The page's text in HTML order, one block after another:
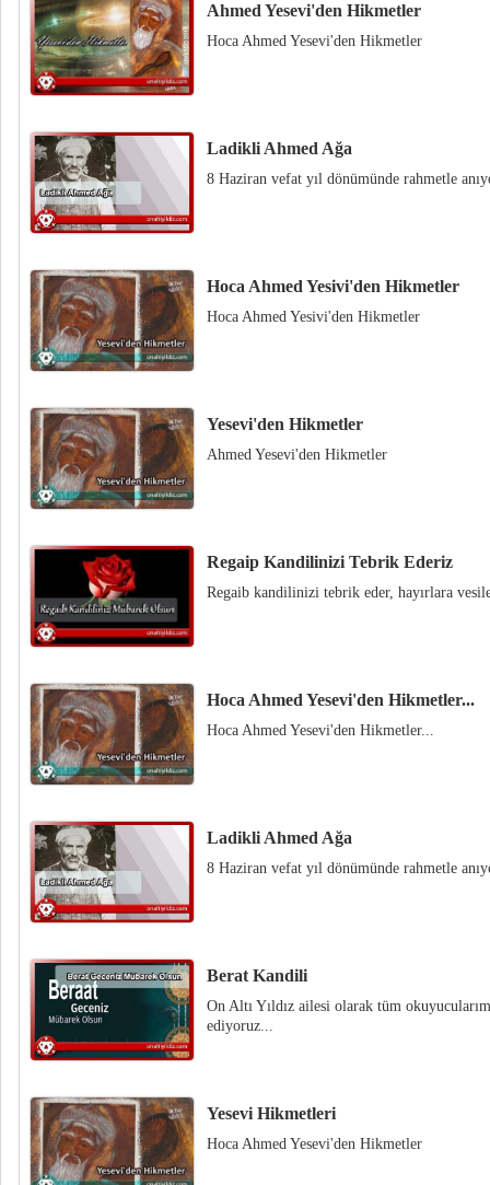
Ahmed Yesevi'den Hikmetler
Hoca Ahmed Yesevi'den Hikmetler
Ladikli Ahmed Ağa
8 Haziran vefat yıl dönümünde rahmetle
Hoca Ahmed Yesivi'den Hikmetler
Hoca Ahmed Yesivi'den Hikmetler
Yesevi'den Hikmetler
Ahmed Yesevi'den Hikmetler
Regaip Kandilinizi Tebrik Ederiz
Regaib kandilinizi tebrik eder, hayırlara
Hoca Ahmed Yesevi'den Hikmetler...
Hoca Ahmed Yesevi'den Hikmetler...
Ladikli Ahmed Ağa
8 Haziran vefat yıl dönümünde rahmetle
Berat Kandili
On Altı Yıldız ailesi olarak tüm
ediyoruz...
Yesevi Hikmetleri
Hoca Ahmed Yesevi'den Hikmetler